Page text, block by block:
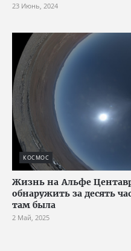
23 Июнь, 2024
КОСМОС
Жизнь на Альфе
обнаружить за десять
там была
2 Май, 2025